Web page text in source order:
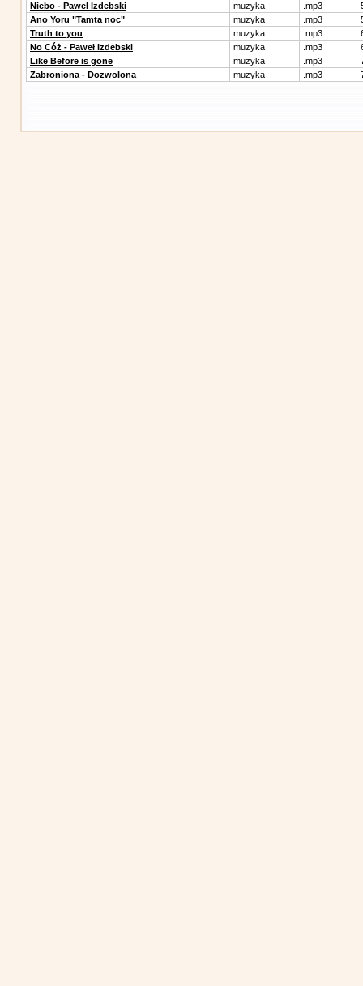
Niebo - Paweł Izdebski
muzyka .mp3
Ano Yoru "Tamta noc"
muzyka .mp3
Truth to you
muzyka .mp3
No Cóż - Paweł Izdebski
muzyka .mp3
Like Before is gone
muzyka .mp3
Zabroniona - Dozwolona
muzyka .mp3